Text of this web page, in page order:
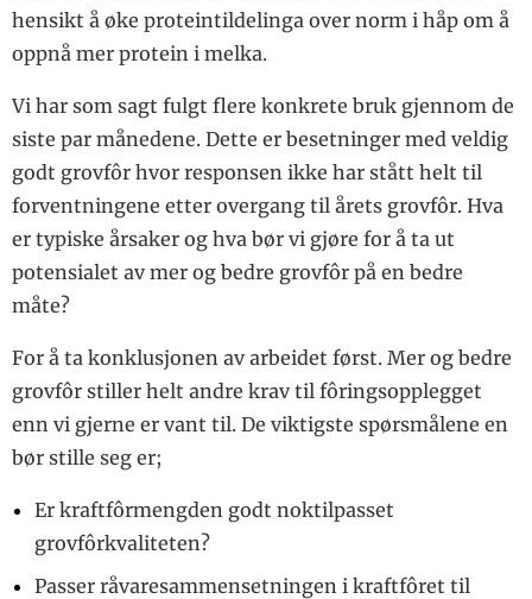
hensikt å øke proteintildelinga over norm i håp om å
oppnå mer protein i melka.
Vi har som sagt fulgt flere konkrete bruk gjennom de
siste par månedene. Dette er besetninger med veldig
godt grovfôr hvor responsen ikke har stått helt til
forventningene etter overgang til årets grovfôr. Hva
er typiske årsaker og hva bør vi gjøre for å ta ut
potensialet av mer og bedre grovfôr på en bedre
måte?
For å ta konklusjonen av arbeidet først. Mer og bedre
grovfôr stiller helt andre krav til fôringsopplegget
enn vi gjerne er vant til. De viktigste spørsmålene en
bør stille seg er;
Er kraftfôrmengden godt noktilpasset
grovfôrkvaliteten?
Passer råvaresammensetningen i kraftfôret til